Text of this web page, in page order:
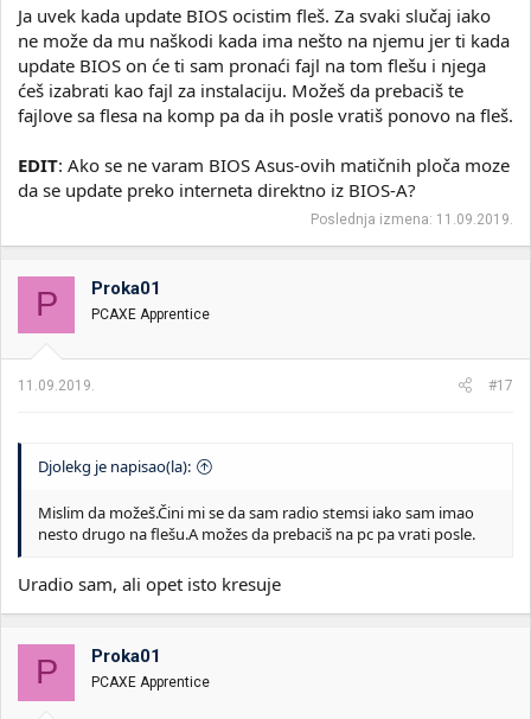
Ja uvek kada update BIOS ocistim fleš. Za svaki slučaj iako
ne može da mu naškodi kada ima nešto na njemu jer ti kada
update BIOS on će ti sam pronaći fajl na tom flešu i njega
ćeš izabrati kao fajl za instalaciju. Možeš da prebaciš te
fajlove sa flesa na komp pa da ih posle vratiš ponovo na fleš.
EDIT: Ako se ne varam BIOS Asus-ovih matičnih ploča moze
da se update preko interneta direktno iz BIOS-A?
Poslednja izmena: 11.09.2019.
P Proka01
PCAXE Apprentice
11.09.2019. #17
Djolekg je napisao(la):
Mislim da možeš.Čini mi se da sam radio stemsi iako sam imao
nesto drugo na flešu.A možes da prebaciš na pc pa vrati posle.
Uradio sam, ali opet isto kresuje
P Proka01
PCAXE Apprentice